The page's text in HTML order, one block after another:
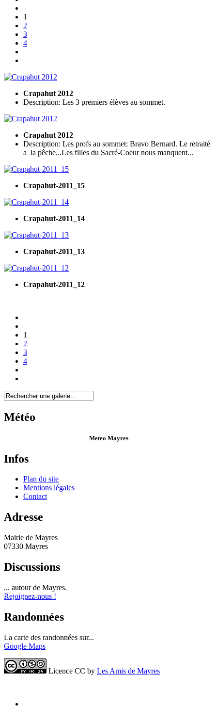
1
2
3
4
Crapahut 2012
Description: Les 3 premiers élèves au sommet.
Crapahut 2012
Description: Les profs au sommet: Bravo Bernard. Le retraité
a la pêche...Les filles du Sacré-Coeur nous manquent...
Crapahut-2011_15
Crapahut-2011_14
Crapahut-2011_13
Crapahut-2011_12
1
2
3
4
Météo
Meteo Mayres
Infos
Plan du site
Mentions légales
Contact
Adresse
Mairie de Mayres
07330 Mayres
Discussions
... autour de Mayres.
Rejoignez-nous !
Randonnées
La carte des randonnées sur...
Google Maps
Licence CC by Les Amis de Mayres